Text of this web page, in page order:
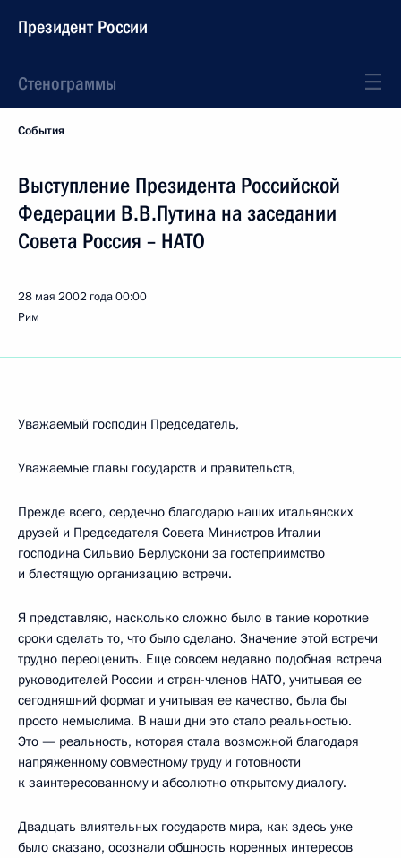
Президент России
Стенограммы
События
Выступление Президента Российской
Федерации В.В.Путина на заседании
Совета Россия – НАТО
28 мая 2002 года00:00
Рим
Уважаемый господин Председатель,
Уважаемые главы государств и правительств,
Прежде всего, сердечно благодарю наших итальянских
друзей и Председателя Совета Министров Италии
господина Сильвио Берлускони за гостеприимство
и блестящую организацию встречи.
Я представляю, насколько сложно было в такие короткие
сроки сделать то, что было сделано. Значение этой встречи
трудно переоценить. Еще совсем недавно подобная встреча
руководителей России и стран-членов НАТО, учитывая ее
сегодняшний формат и учитывая ее качество, была бы
просто немыслима. В наши дни это стало реальностью.
Это — реальность, которая стала возможной благодаря
напряженному совместному труду и готовности
к заинтересованному и абсолютно открытому диалогу.
Двадцать влиятельных государств мира, как здесь уже
было сказано, осознали общность коренных интересов